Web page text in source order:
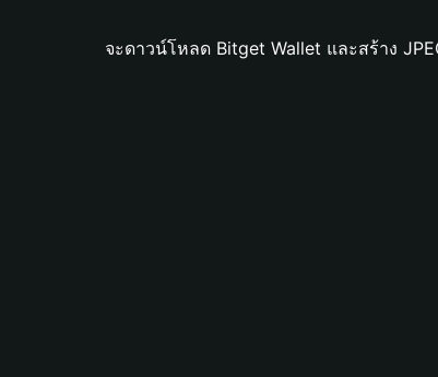
จะดาวน์โหลด Bitget Wallet และสร้าง